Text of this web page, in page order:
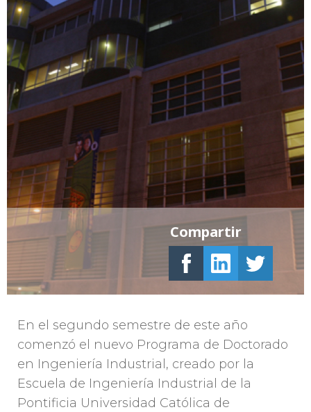
En el segundo semestre de este año
comenzó el nuevo Programa de Doctorado
en Ingeniería Industrial, creado por la
Escuela de Ingeniería Industrial de la
Pontificia Universidad Católica de
Compartir